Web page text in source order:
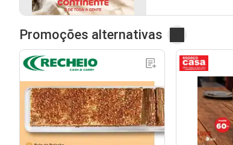
Promoções alternativas